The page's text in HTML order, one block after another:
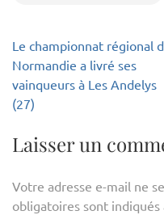
Navigation
de
l’article
Le championnat régional
Normandie a livré ses
vainqueurs à Les Andelys
(27)
Laisser un
Votre adresse e-mail ne
obligatoires sont indiqués